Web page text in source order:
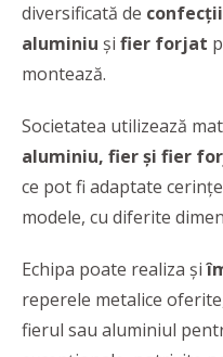
diversificată de
aluminiu și fier forjat
montează.
Societatea utilizează
aluminiu, fier și fier
ce pot fi adaptate
modele, cu diferite
Echipa poate realiza şi
reperele metalice
fierul sau aluminiul